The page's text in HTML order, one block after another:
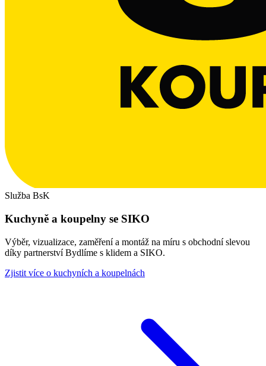
Služba BsK
Kuchyně a koupelny se SIKO
Výběr, vizualizace, zaměření a montáž na míru s obchodní slevou
díky partnerství Bydlíme s klidem a SIKO.
Zjistit více o kuchyních a koupelnách